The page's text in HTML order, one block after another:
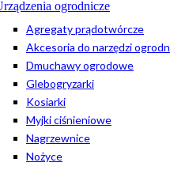
ogrodnicze
Agregaty prądotwórcze
Akcesoria do narzędzi
Dmuchawy ogrodowe
Glebogryzarki
Kosiarki
Myjki ciśnieniowe
Nagrzewnice
Nożyce